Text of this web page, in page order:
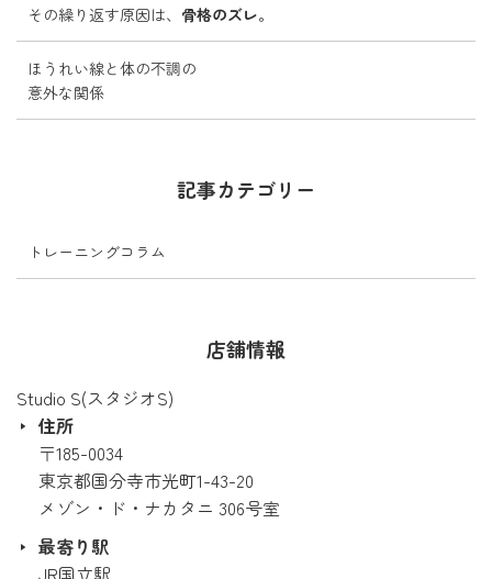
その繰り返す原因は、 骨格のズレ。
ほうれい線と体の不調の
意外な関係
記事カテゴリー
トレーニングコラム
店舗情報
Studio S(スタジオS)
住所
〒185-0034
東京都国分寺市光町1-43-20
メゾン・ド・ナカタニ 306号室
最寄り駅
JR国立駅